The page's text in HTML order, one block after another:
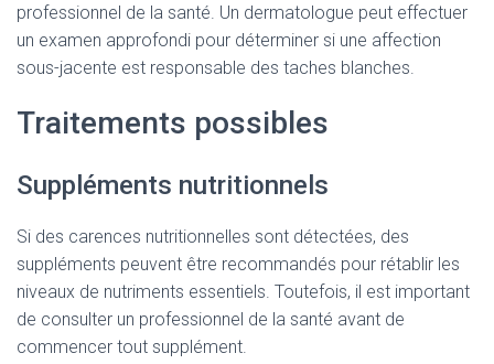
professionnel de la santé. Un dermatologue peut effectuer
un examen approfondi pour déterminer si une affection
sous-jacente est responsable des taches blanches.
Traitements possibles
Suppléments nutritionnels
Si des carences nutritionnelles sont détectées, des
suppléments peuvent être recommandés pour rétablir les
niveaux de nutriments essentiels. Toutefois, il est important
de consulter un professionnel de la santé avant de
commencer tout supplément.